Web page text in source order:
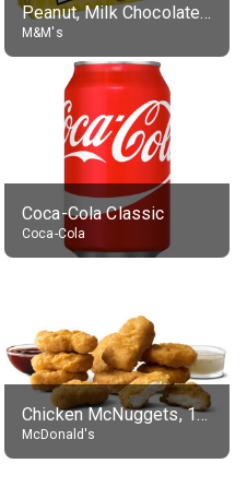
Peanut, Milk Chocolate Candies
M&M's
Coca-Cola Classic
Coca-Cola
Chicken McNuggets, 10 pieces, without sauce
McDonald's